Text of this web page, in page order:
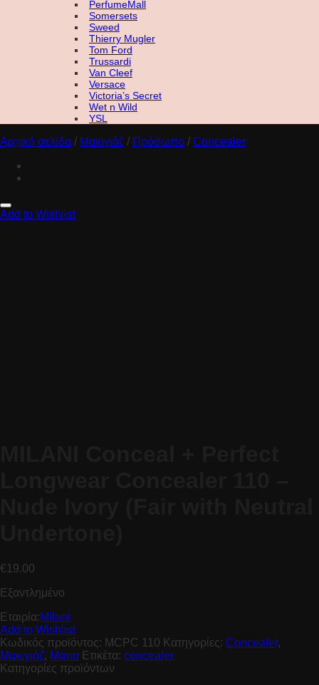
PerfumeMall
Somersets
Sweed
Thierry Mugler
Tom Ford
Trussardi
Van Cleef
Versace
Victoria’s Secret
Wet n Wild
YSL
Αρχική σελίδα / Μακιγιάζ / Πρόσωπο / Concealer
Add to Wishlist
€19.00
Εξαντλημένο
Εταιρία:Milani
Add to Wishlist
Κωδικός προϊόντος: MCPC 110 Κατηγορίες: Concealer,
Μακιγιάζ, Μάτια Ετικέτα: concealer
Κατηγορίες προϊόντων